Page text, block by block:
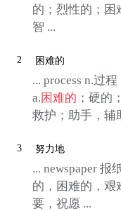
的；烈性的；
智 ...
2 困难的
... process n.过
a.困难的 ；硬的
救护；助手，辅
3 努力地
... newspaper 报
的，困难的，艰
要，祝愿 ...